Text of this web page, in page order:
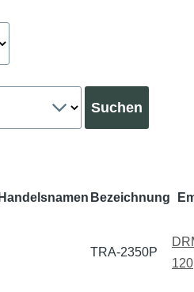
Bezeichnung
TRA-2350P
120